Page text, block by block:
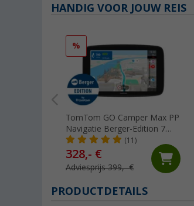
HANDIG VOOR JOUW REIS
%
TomTom GO Camper Max PP
Navigatie Berger-Edition 7
inch
(11)
328,- €
Adviesprijs 399,- €
PRODUCTDETAILS